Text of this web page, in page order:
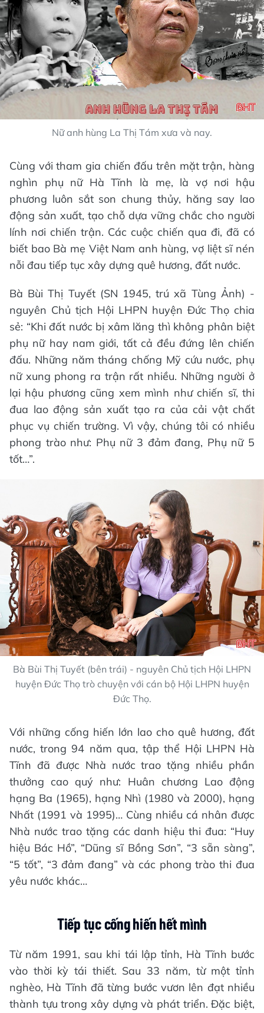
Nữ anh hùng La Thị Tám xưa và nay.
Cùng với tham gia chiến đấu trên mặt trận, hàng
nghìn phụ nữ Hà Tĩnh là mẹ, là vợ nơi hậu
phương luôn sắt son chung thủy, hăng say lao
động sản xuất, tạo chỗ dựa vững chắc cho người
lính nơi chiến trận. Các cuộc chiến qua đi, đã có
biết bao Bà mẹ Việt Nam anh hùng, vợ liệt sĩ nén
nỗi đau tiếp tục xây dựng quê hương, đất nước.
Bà Bùi Thị Tuyết (SN 1945, trú xã Tùng Ảnh) -
nguyên Chủ tịch Hội LHPN huyện Đức Thọ chia
sẻ: “Khi đất nước bị xâm lăng thì không phân biệt
phụ nữ hay nam giới, tất cả đều đứng lên chiến
đấu. Những năm tháng chống Mỹ cứu nước, phụ
nữ xung phong ra trận rất nhiều. Những người ở
lại hậu phương cũng xem mình như chiến sĩ, thi
đua lao động sản xuất tạo ra của cải vật chất
phục vụ chiến trường. Vì vậy, chúng tôi có nhiều
phong trào như: Phụ nữ 3 đảm đang, Phụ nữ 5
tốt…”.
Bà Bùi Thị Tuyết (bên trái) - nguyên Chủ tịch Hội LHPN
huyện Đức Thọ trò chuyện với cán bộ Hội LHPN huyện
Đức Thọ.
Với những cống hiến lớn lao cho quê hương, đất
nước, trong 94 năm qua, tập thể Hội LHPN Hà
Tĩnh đã được Nhà nước trao tặng nhiều phần
thưởng cao quý như: Huân chương Lao động
hạng Ba (1965), hạng Nhì (1980 và 2000), hạng
Nhất (1991 và 1995)… Cùng nhiều cá nhân được
Nhà nước trao tặng các danh hiệu thi đua: “Huy
hiệu Bác Hồ”, “Dũng sĩ Bồng Sơn”, “3 sẵn sàng”,
“5 tốt”, “3 đảm đang” và các phong trào thi đua
yêu nước khác…
Tiếp tục cống hiến hết mình
Từ năm 1991, sau khi tái lập tỉnh, Hà Tĩnh bước
vào thời kỳ tái thiết. Sau 33 năm, từ một tỉnh
nghèo, Hà Tĩnh đã từng bước vươn lên đạt nhiều
thành tựu trong xây dựng và phát triển. Đặc biệt,